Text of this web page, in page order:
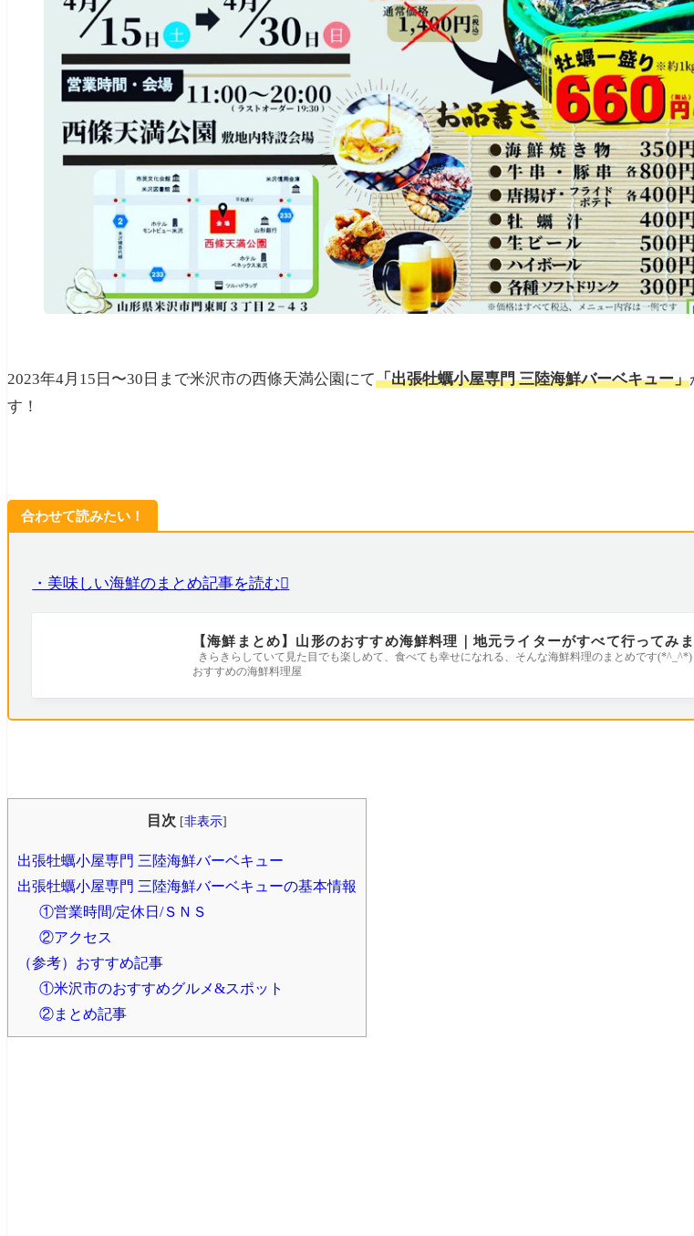
2023年4月15日〜30日まで米沢市の西條天満公園にて「出張牡蠣小屋専門 三陸海鮮バーベキュー」
す！
合わせて読みたい！
・美味しい海鮮のまとめ記事を読む
【海鮮まとめ】山形のおすすめ海鮮料理｜地元ライターがすべて行ってみま
きらきらしていて見た目でも楽しめて、食べても幸せになれる、そんな海鮮料理のまとめです(*^_^*)
おすすめの海鮮料理屋
目次 [非表示]
出張牡蠣小屋専門 三陸海鮮バーベキュー
出張牡蠣小屋専門 三陸海鮮バーベキューの基本情報
①営業時間/定休日/ＳＮＳ
②アクセス
（参考）おすすめ記事
①米沢市のおすすめグルメ&スポット
②まとめ記事